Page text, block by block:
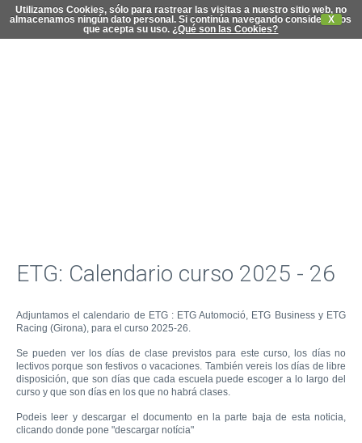
Utilizamos Cookies, sólo para rastrear las visitas a nuestro sitio web, no
almacenamos ningún dato personal. Si continúa navegando consideramos
que acepta su uso.
X
¿Qué son las Cookies?
ETG: Calendario curso 2025 - 26
Adjuntamos el calendario de ETG : ETG Automoció, ETG Business y ETG
Racing (Girona), para el curso 2025-26.
Se pueden ver los días de clase previstos para este curso, los días no
lectivos porque son festivos o vacaciones. También vereis los días de libre
disposición, que son días que cada escuela puede escoger a lo largo del
curso y que son días en los que no habrá clases.
Podeis leer y descargar el documento en la parte baja de esta noticia,
clicando donde pone "descargar notícia"